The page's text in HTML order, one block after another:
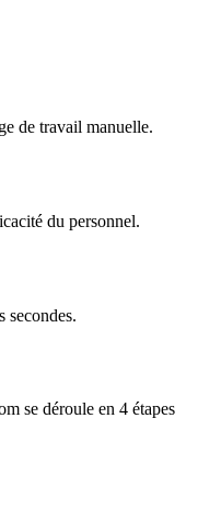
de travail manuelle.
du personnel.
secondes.
se déroule en 4 étapes